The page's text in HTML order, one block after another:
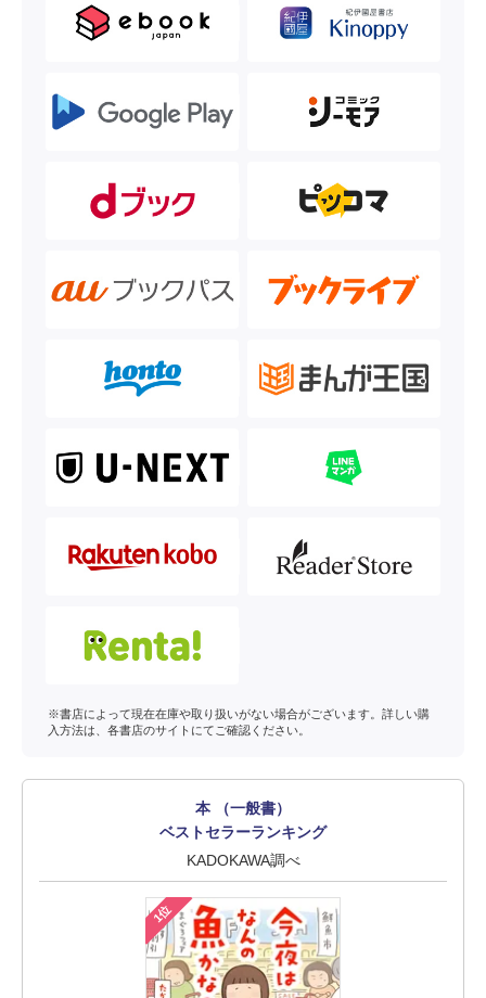
※書店によって現在在庫や取り扱いがない場合がございます。詳しい購
入方法は、各書店のサイトにてご確認ください。
本 （一般書）
ベストセラーランキング
KADOKAWA調べ
1位